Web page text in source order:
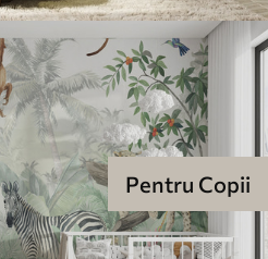
Pentru Copii